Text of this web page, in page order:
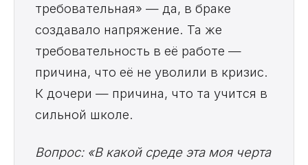
требовательная» — да, в браке
создавало напряжение. Та же
требовательность в её работе —
причина, что её не уволили в кризис.
К дочери — причина, что та учится в
сильной школе.
Вопрос: «В какой среде эта моя черта